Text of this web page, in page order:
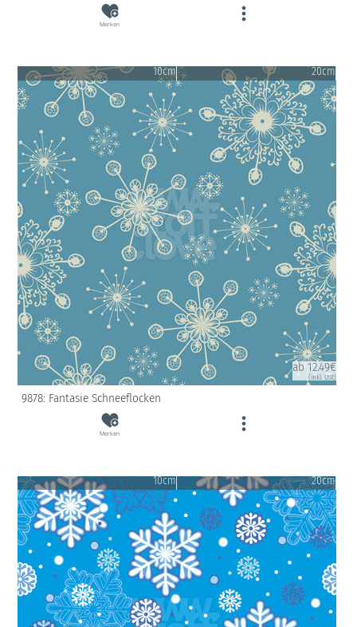
Merken
10cm 20cm
ab 12.49€
(inkl. USt)
9878: Fantasie Schneeflocken
Merken
10cm 20cm